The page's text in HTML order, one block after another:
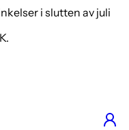
i slutten av juli